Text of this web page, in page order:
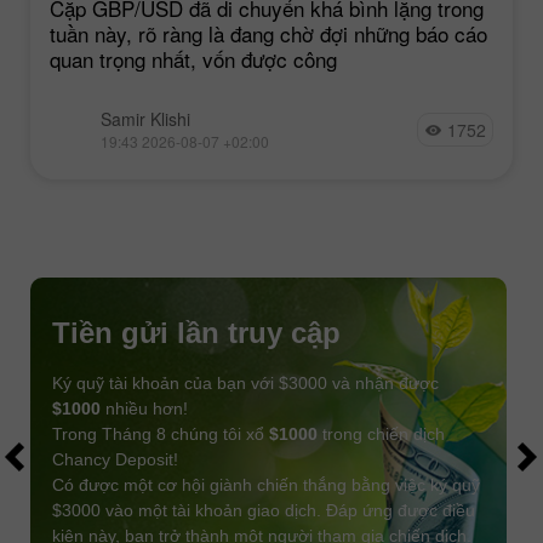
Cặp GBP/USD đã di chuyển khá bình lặng trong
tuần này, rõ ràng là đang chờ đợi những báo cáo
quan trọng nhất, vốn được công
Samir Klishi
19:43 2026-08-07 +02:00 1752
Tiền gửi lần truy cập
Ký quỹ tài khoản của bạn với $3000 và nhận được
$1000 nhiều hơn!
Trong Tháng 8 chúng tôi xổ $1000 trong chiến dịch
Chancy Deposit!
Có được một cơ hội giành chiến thắng bằng việc ký quỹ
$3000 vào một tài khoản giao dịch. Đáp ứng được điều
kiện này, bạn trở thành một người tham gia chiến dịch.
NHẬN THƯỞNG